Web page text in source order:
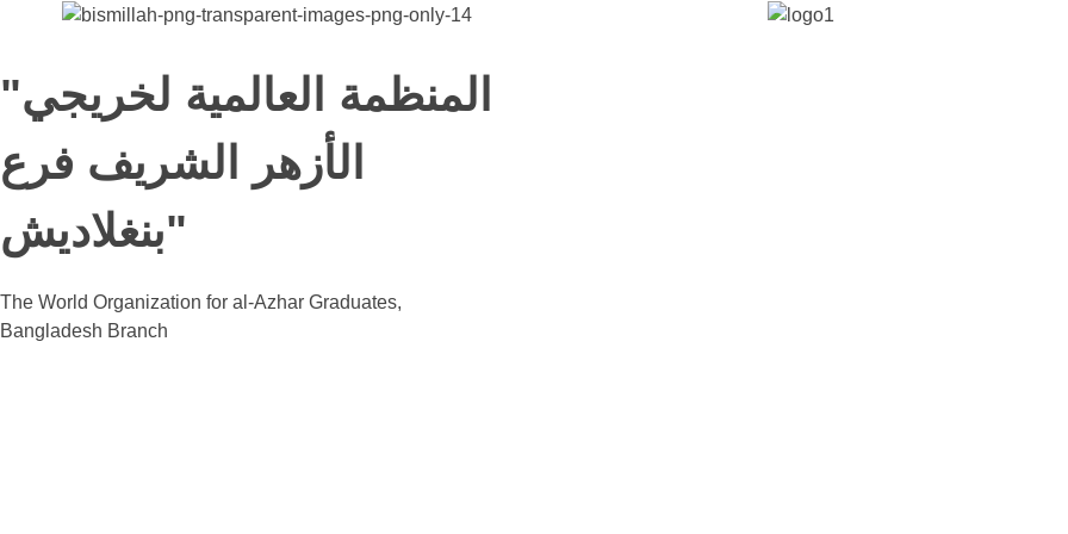
"المنظمة العالمية لخريجي
الأزهر الشريف فرع
"بنغلاديش
The World Organization for al-Azhar Graduates,
Bangladesh Branch